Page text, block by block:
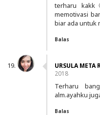
terharu
memotivasi
biar ada untuk
Balas
URSULA META
2018
Terharu
alm.ayahku
Balas